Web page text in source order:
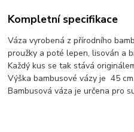
Kompletní specifikace
Váza vyrobená z přírodního
proužky a poté lepen, lisován a
Každý kus se tak stává
Výška bambusové vázy je 45 cm.
Bambusová váza je určena pro